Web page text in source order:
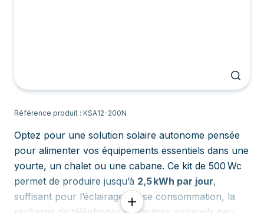
Référence produit : KSA12-200N
Optez pour une solution solaire autonome pensée
pour alimenter vos équipements essentiels dans une
yourte, un chalet ou une cabane. Ce kit de 500 Wc
permet de produire jusqu’à 2,5 kWh par jour,
suffisant pour l’éclairage basse consommation, la